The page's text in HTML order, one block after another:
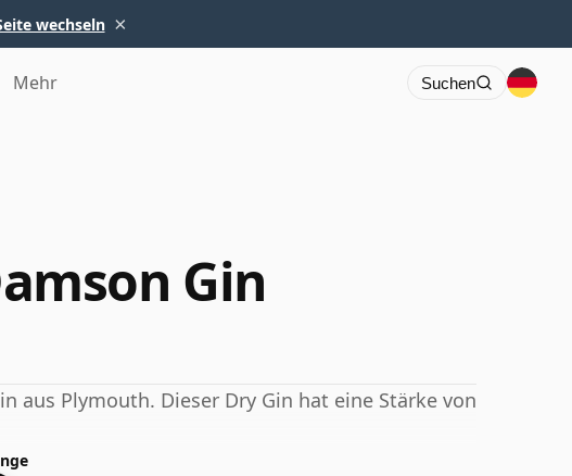
wechseln ×
Mehr Suchen
Gin
aus Plymouth. Dieser Dry Gin hat eine Stärke von